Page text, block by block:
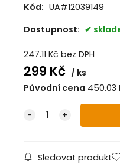
Kód: UA#12039149
Dostupnost:
247.11 Kč bez DPH
299 Kč
ks
Původní cena 450.03
Sledovat produkt